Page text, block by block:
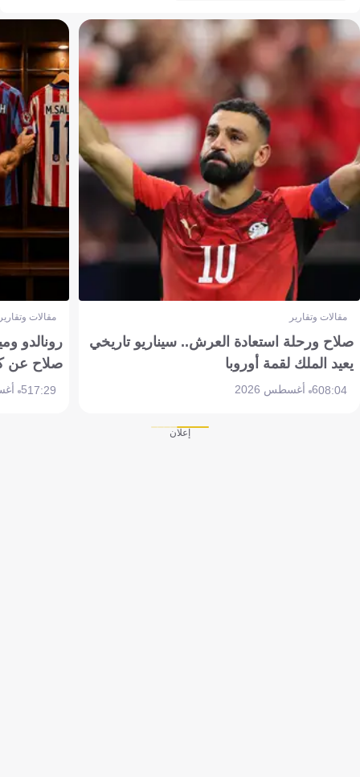
مقالات وتقارير
صلاح ورحلة استعادة العرش.. سيناريو تاريخي
يعيد الملك لقمة أوروبا
08:046 أغسطس 2026
مقالات
رونالدو
صلاح عن
17:295 أغسطس 2026
إعلان